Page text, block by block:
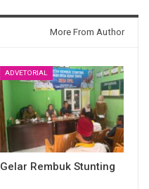
More From Author
ADVETORIAL
Gelar Rembuk Stunting